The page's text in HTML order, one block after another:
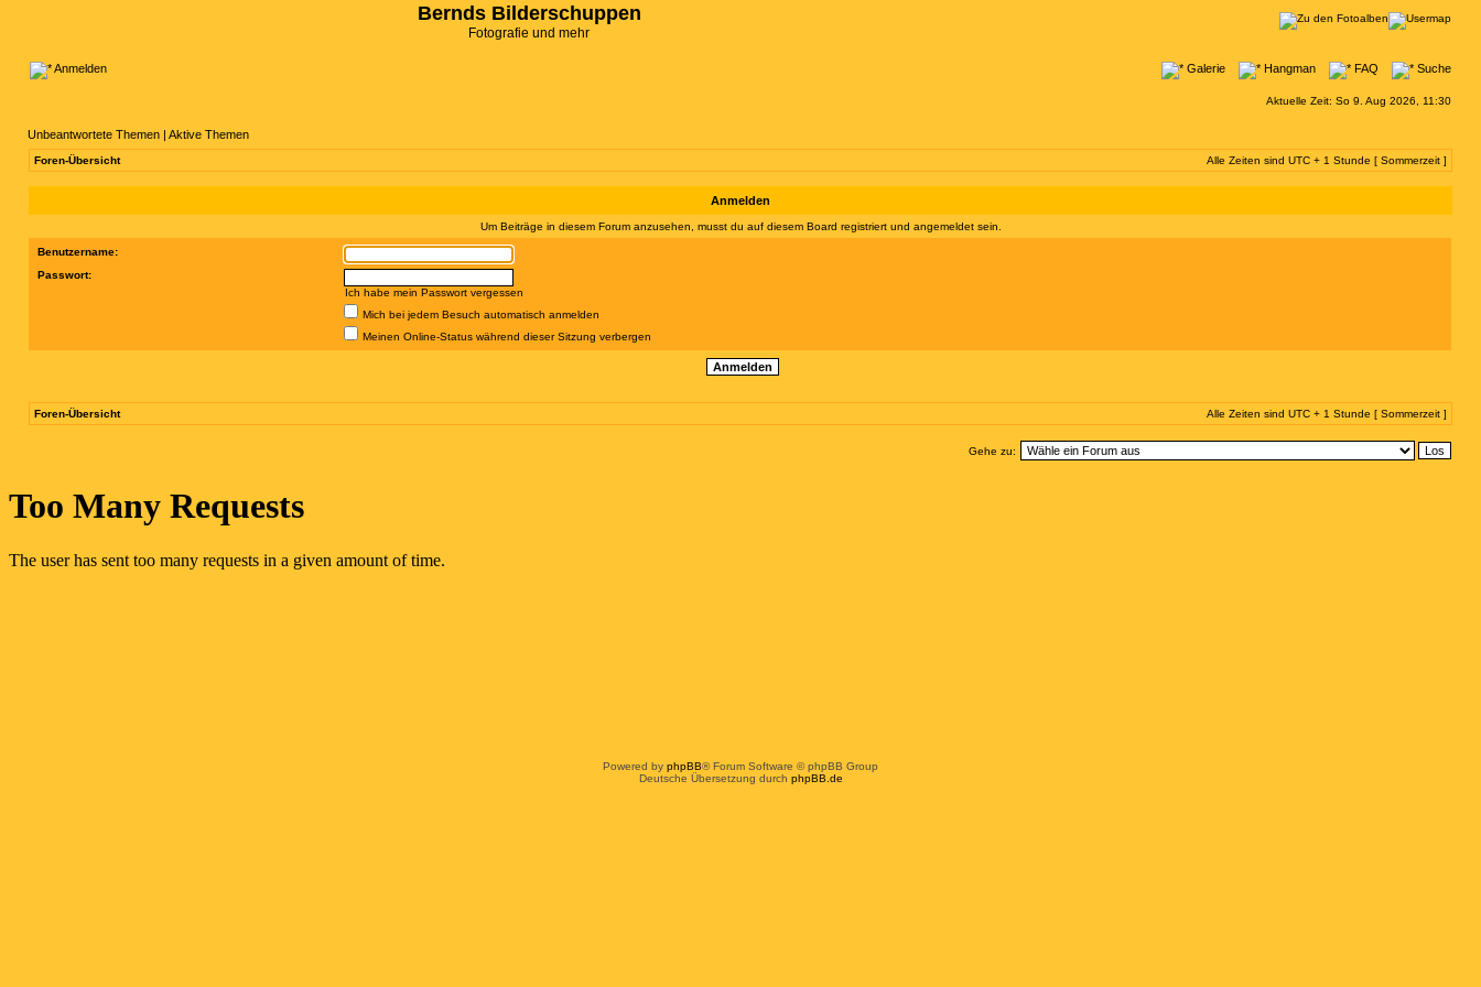
Bernds Bilderschuppen
Fotografie und mehr
Anmelden Galerie Hangman FAQ Suche
Aktuelle Zeit: So 9. Aug 2026, 11:30
Unbeantwortete Themen | Aktive Themen
Foren-Übersicht Alle Zeiten sind UTC + 1 Stunde [ Sommerzeit ]
Anmelden
Um Beiträge in diesem Forum anzusehen, musst du auf diesem Board registriert und angemeldet sein.
Benutzername:
Passwort:
Ich habe mein Passwort vergessen
Mich bei jedem Besuch automatisch anmelden
Meinen Online-Status während dieser Sitzung verbergen
Foren-Übersicht Alle Zeiten sind UTC + 1 Stunde [ Sommerzeit ]
Gehe zu:
Powered by phpBB® Forum Software © phpBB Group
Deutsche Übersetzung durch phpBB.de